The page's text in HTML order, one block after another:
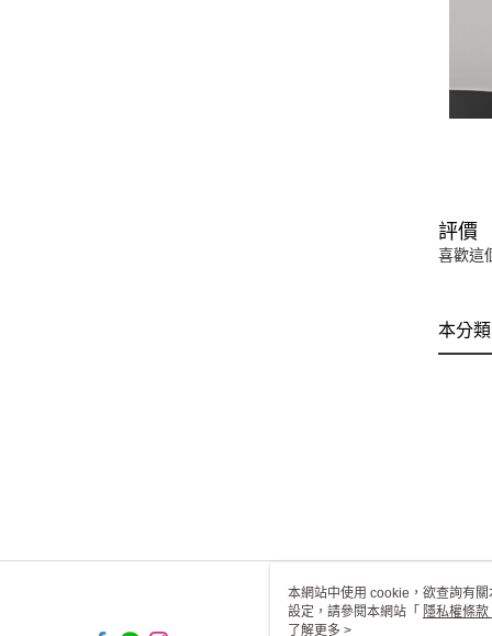
評價
喜歡這
本分
本網站中使用 cookie，欲查詢有
設定，請參閱本網站「 隱私權條款
使用 cookie。
了解更多 >